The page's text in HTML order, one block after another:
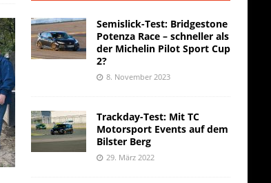
Semislick-Test: Bridgestone
Potenza Race – schneller als
der Michelin Pilot Sport Cup
2?
8. November 2023
Trackday-Test: Mit TC
Motorsport Events auf dem
Bilster Berg
29. März 2022